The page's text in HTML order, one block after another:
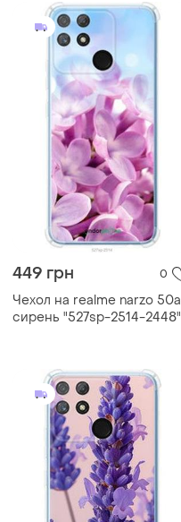
449 грн 0
Чехол на realme narzo 50a
сирень "527sp-2514-2448"